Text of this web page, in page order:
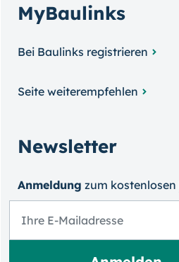
MyBaulinks
Bei Baulinks registrieren
Seite weiterempfehlen
Newsletter
Anmeldung zum kosten­losen